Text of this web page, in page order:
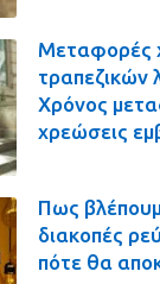
Μεταφορές
τραπεζικών
Χρόνος
χρεώσεις
Πως
διακοπές
πότε θα